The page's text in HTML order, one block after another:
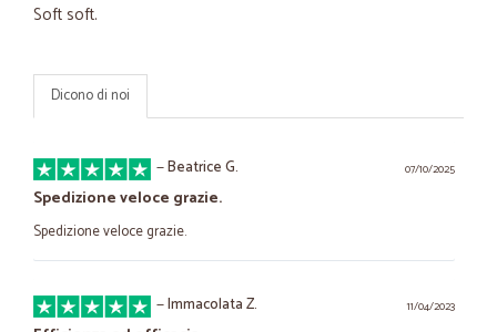
Soft soft.
Dicono di noi
07/10/2025
—Beatrice G.
Spedizione veloce grazie.
Spedizione veloce grazie.
11/04/2023
—Immacolata Z.